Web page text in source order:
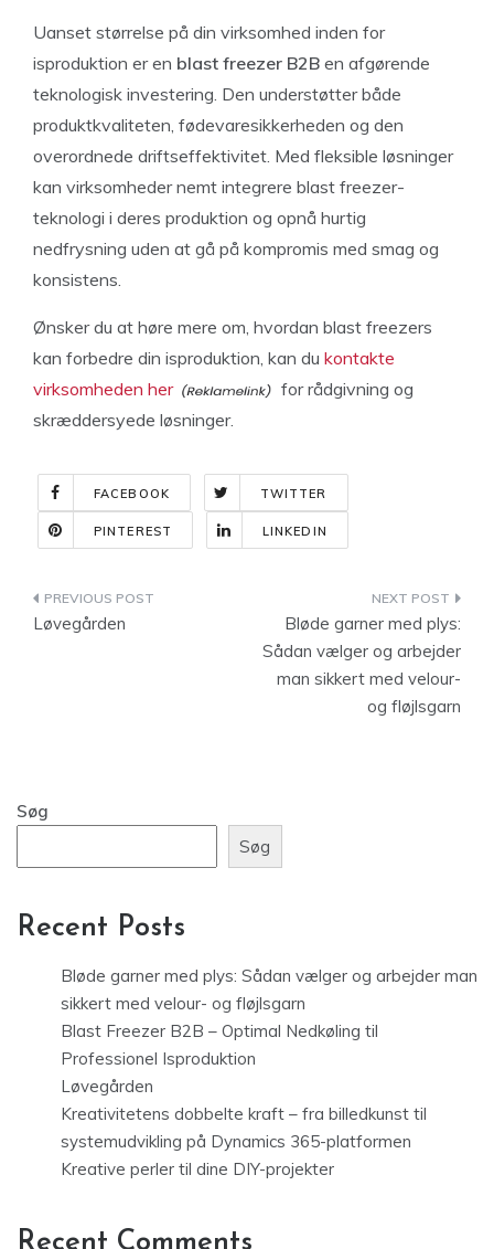
Uanset størrelse på din virksomhed inden for
isproduktion er en blast freezer B2B en afgørende
teknologisk investering. Den understøtter både
produktkvaliteten, fødevaresikkerheden og den
overordnede driftseffektivitet. Med fleksible løsninger
kan virksomheder nemt integrere blast freezer-
teknologi i deres produktion og opnå hurtig
nedfrysning uden at gå på kompromis med smag og
konsistens.
Ønsker du at høre mere om, hvordan blast freezers
kan forbedre din isproduktion, kan du kontakte
virksomheden her
for rådgivning og
skræddersyede løsninger.
FACEBOOK TWITTER
PINTEREST LINKEDIN
Indlægsnavigation
Løvegården
Bløde garner med plys:
Sådan vælger og arbejder
man sikkert med velour-
og fløjlsgarn
Søg
Søg
Recent Posts
Bløde garner med plys: Sådan vælger og arbejder man
sikkert med velour- og fløjlsgarn
Blast Freezer B2B – Optimal Nedkøling til
Professionel Isproduktion
Løvegården
Kreativitetens dobbelte kraft – fra billedkunst til
systemudvikling på Dynamics 365-platformen
Kreative perler til dine DIY-projekter
Recent Comments